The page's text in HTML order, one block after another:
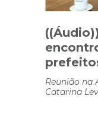
Reunião na
Catarina